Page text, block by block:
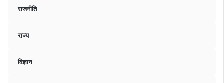
राजनीति
राज्य
विज्ञान